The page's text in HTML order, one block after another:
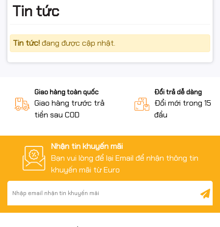
Tin tức
Tin tức!đang được cập nhật.
Giao hàng toàn quốc
Giao hàng trước trả
tiền sau COD
Đổi trả dễ dàng
Đổi mới trong 15
đầu
Nhận tin khuyến mãi
Bạn vui lòng để lại Email để nhận thông tin
khuyến mãi từ Euro